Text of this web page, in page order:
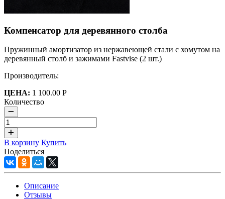
Компенсатор для деревянного столба
Пружинный амортизатор из нержавеющей стали с хомутом на
деревянный столб и зажимами Fastvise (2 шт.)
Производитель:
ЦЕНА: 1 100.00 Р
Количество
В корзину Купить
Поделиться
Описание
Отзывы